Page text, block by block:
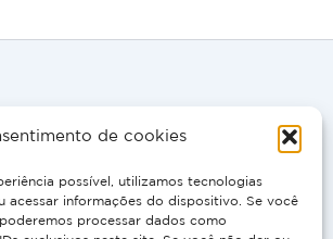
de cookies
possível, utilizamos tecnologias
acessar informações do dispositivo. Se você
processar dados como